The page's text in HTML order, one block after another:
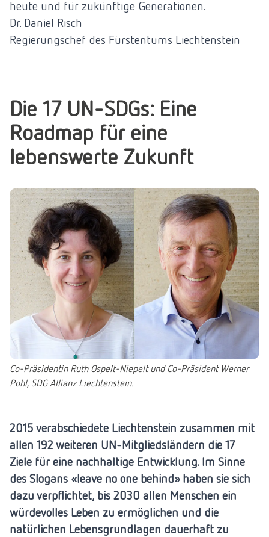
heute und für zukünftige Generationen.
Dr. Daniel Risch
Regierungschef des Fürstentums Liechtenstein
Die 17 UN-SDGs: Eine
Roadmap für eine
lebenswerte Zukunft
2015 verabschiedete Liechtenstein zusammen mit
allen 192 weiteren UN-Mitgliedsländern die 17
Ziele für eine nachhaltige Entwicklung. Im Sinne
des Slogans «leave no one behind» haben sie sich
dazu verpflichtet, bis 2030 allen Menschen ein
würdevolles Leben zu ermöglichen und die
natürlichen Lebensgrundlagen dauerhaft zu
Co-Präsidentin Ruth Ospelt-Niepelt und Co-Präsident Werner
Pohl, SDG Allianz Liechtenstein.